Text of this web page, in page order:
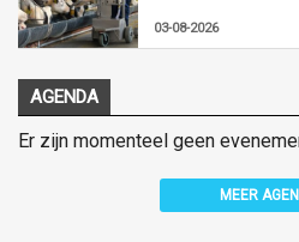
03-08-2026
AGENDA
Er zijn momenteel geen
MEER